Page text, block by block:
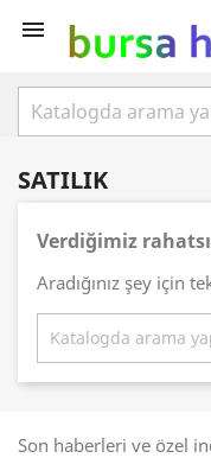

SATILIK
Verdiğimiz
Aradığınız şey için
Son haberleri ve özel